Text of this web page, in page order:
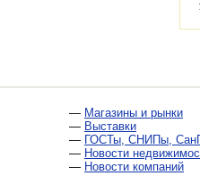
— Магазины и рынки
— Выставки
— ГОСТы, СНИПы,
— Новости
— Новости компаний